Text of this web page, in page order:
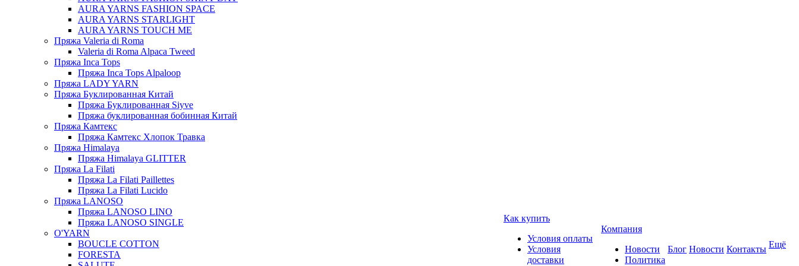
AURA YARNS FASHION SPACE
AURA YARNS STARLIGHT
AURA YARNS TOUCH ME
Пряжа Valeria di Roma
Valeria di Roma Alpaca Tweed
Пряжа Inca Tops
Пряжа Inca Tops Alpaloop
Пряжа LADY YARN
Пряжа Буклированная Китай
Пряжа Буклированная Siyve
Пряжа буклированная бобинная Китай
Пряжа Камтекс
Пряжа Камтекс Хлопок Травка
Пряжа Himalaya
Пряжа Himalaya GLITTER
Пряжа La Filati
Пряжа La Filati Paillettes
Пряжа La Filati Lucido
Пряжа LANOSO
Пряжа LANOSO LINO
Пряжа LANOSO SINGLE
O'YARN
BOUCLE COTTON
FORESTA
Как купить
Условия оплаты
Условия
доставки
Компания
Новости
Политика
Блог Новости Контакты Ещё